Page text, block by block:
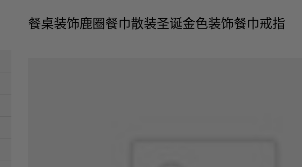
餐桌装饰鹿圈餐巾散装圣诞金色装饰餐巾戒指